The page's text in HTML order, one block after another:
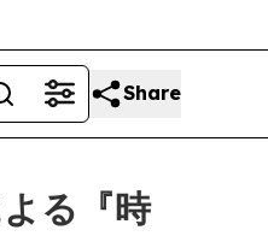
Share
る『時